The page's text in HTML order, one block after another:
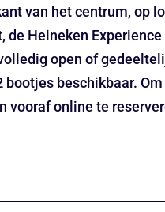
van het centrum, op
Heineken
open of
beschikbaar.
vooraf online te